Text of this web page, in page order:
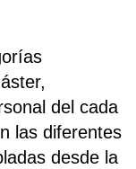
del cada
las diferentes
desde la